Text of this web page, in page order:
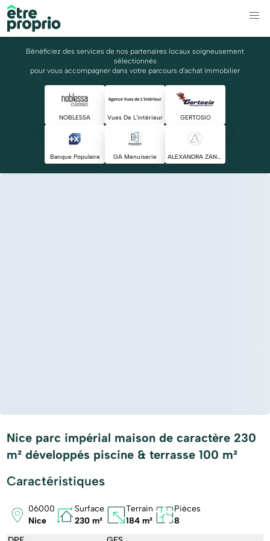
Bénéficiez des services de nos partenaires locaux soigneusement
sélectionnés
pour vous accompagner dans votre parcours d'achat immobilier
NOBLESSA Vues De L'intérieur GERTOSIO
Banque Populaire GA Menuiserie ALEXANDRA ZANGHELLINI
Nice parc impérial maison de caractère 230
m² développés piscine & terrasse 100 m²
Caractéristiques
06000
Nice
Surface
230 m²
Terrain
184 m²
Pièces
8